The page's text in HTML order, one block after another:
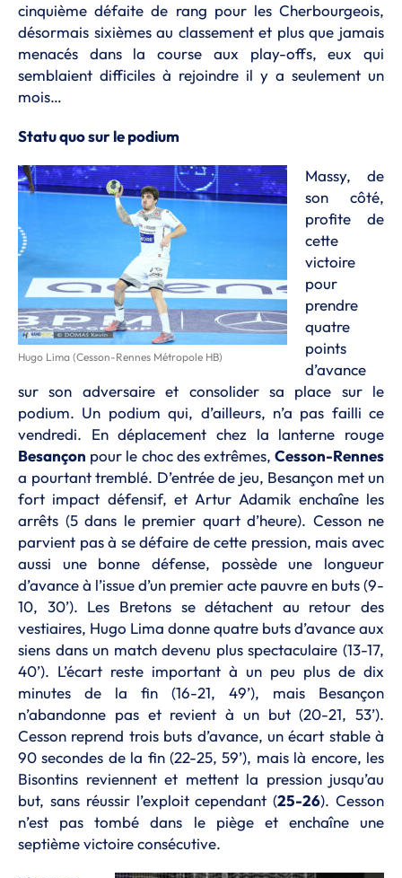
cinquième défaite de rang pour les Cherbourgeois,
désormais sixièmes au classement et plus que jamais
menacés dans la course aux play-offs, eux qui
semblaient difficiles à rejoindre il y a seulement un
mois…
Statu quo sur le podium
Hugo Lima (Cesson-Rennes Métropole HB)
Massy, de
son côté,
profite de
cette
victoire
pour
prendre
quatre
points
d’avance
sur son adversaire et consolider sa place sur le
podium. Un podium qui, d’ailleurs, n’a pas failli ce
vendredi. En déplacement chez la lanterne rouge
Besançon pour le choc des extrêmes, Cesson-Rennes
a pourtant tremblé. D’entrée de jeu, Besançon met un
fort impact défensif, et Artur Adamik enchaîne les
arrêts (5 dans le premier quart d’heure). Cesson ne
parvient pas à se défaire de cette pression, mais avec
aussi une bonne défense, possède une longueur
d’avance à l’issue d’un premier acte pauvre en buts (9-
10, 30’). Les Bretons se détachent au retour des
vestiaires, Hugo Lima donne quatre buts d’avance aux
siens dans un match devenu plus spectaculaire (13-17,
40’). L’écart reste important à un peu plus de dix
minutes de la fin (16-21, 49’), mais Besançon
n’abandonne pas et revient à un but (20-21, 53’).
Cesson reprend trois buts d’avance, un écart stable à
90 secondes de la fin (22-25, 59’), mais là encore, les
Bisontins reviennent et mettent la pression jusqu’au
but, sans réussir l’exploit cependant (25-26). Cesson
n’est pas tombé dans le piège et enchaîne une
septième victoire consécutive.